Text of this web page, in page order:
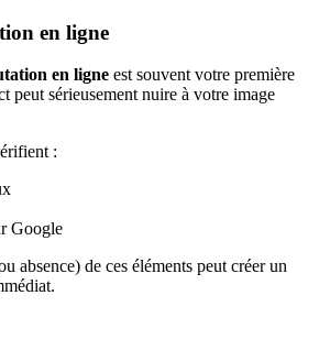
en ligne
en ligne est souvent votre première
peut sérieusement nuire à votre image
:
Google
absence) de ces éléments peut créer un